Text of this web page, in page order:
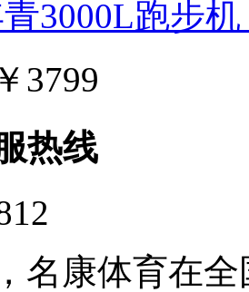
3000L跑步
￥3799
热线
名康体育在